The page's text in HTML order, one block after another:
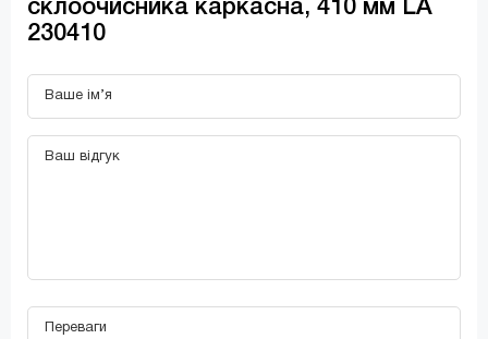
склоочисника каркасна, 410 мм LA
230410